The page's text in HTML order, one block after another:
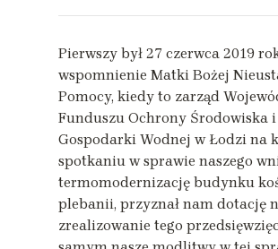
Pierwszy był 27 czerwca 2019
wspomnienie Matki Bożej
Pomocy, kiedy to zarząd
Funduszu Ochrony Środowiska i
Gospodarki Wodnej w Łodzi na
spotkaniu w sprawie naszego
termomodernizację budynku
plebanii, przyznał nam dotację
zrealizowanie tego